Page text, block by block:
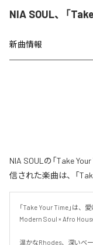
NIA SOUL、「
新曲情報
NIA SOULの「Take
信された楽曲は、「
「Take Your Time」は、
Modern Soul × Afro
温かなRhodes、深いベ